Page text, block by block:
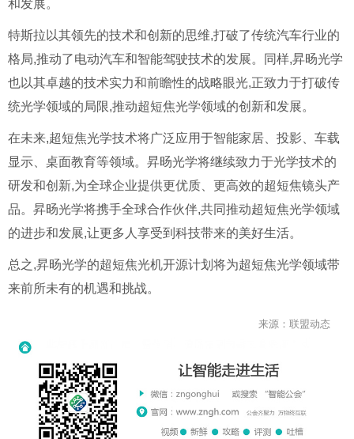
和发展。
特斯拉以其领先的技术和创新的思维,打破了传统汽车行业的
格局,推动了电动汽车和智能驾驶技术的发展。同样,昇旸光学
也以其卓越的技术实力和前瞻性的战略眼光,正致力于打破传
统光学领域的局限,推动超短焦光学领域的创新和发展。
在未来,超短焦光学技术将广泛应用于智能家居、投影、车载
显示、桌面教育等领域。昇旸光学将继续致力于光学技术的
研发和创新,为全球企业提供更优质、更高效的超短焦镜头产
品。昇旸光学将携手全球合作伙伴,共同推动超短焦光学领域
的进步和发展,让更多人享受到科技带来的美好生活。
总之,昇旸光学的超短焦光机开源计划将为超短焦光学领域带
来前所未有的机遇和挑战。
来源：联盟动态